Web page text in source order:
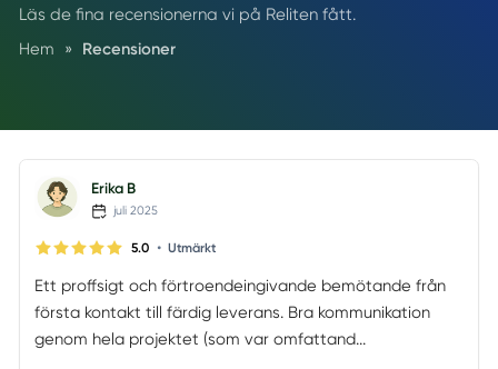
Läs de fina recensionerna vi på Reliten fått.
Hem
» Recensioner
Erika B
juli 2025
5.0 • Utmärkt
Ett proffsigt och förtroendeingivande bemötande från
första kontakt till färdig leverans. Bra kommunikation
genom hela projektet (som var omfattand...